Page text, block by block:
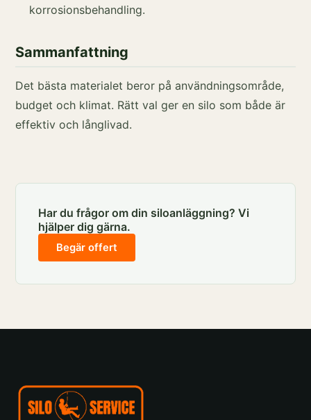
korrosionsbehandling.
Sammanfattning
Det bästa materialet beror på användningsområde,
budget och klimat. Rätt val ger en silo som både är
effektiv och långlivad.
Har du frågor om din siloanläggning? Vi
hjälper dig gärna.
Begär offert